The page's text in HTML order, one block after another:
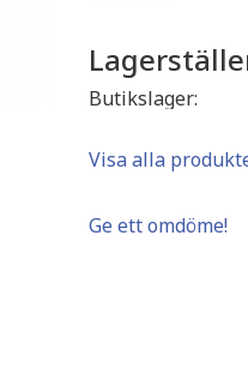
Butikslager
Visa alla
Ge ett omdöme!